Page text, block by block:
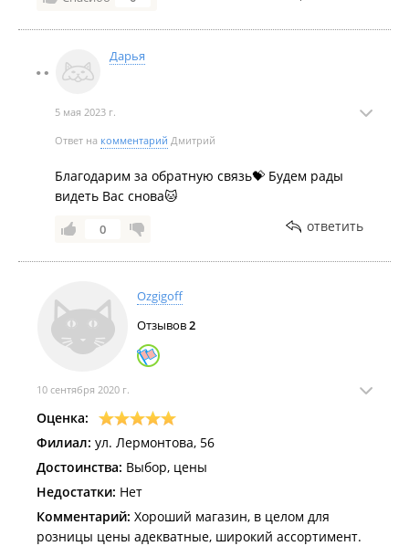
Дарья
5 мая 2023 г.
Ответ на комментарий Дмитрий
Благодарим за обратную связь💝 Будем рады
видеть Вас снова🐱
0 ответить
Ozgigoff
Отзывов2
10 сентября 2020 г.
Оценка:
Филиал: ул. Лермонтова, 56
Достоинства: Выбор, цены
Недостатки: Нет
Комментарий: Хороший магазин, в целом для
розницы цены адекватные, широкий ассортимент.